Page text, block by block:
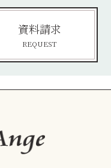
資料請求
REQUEST